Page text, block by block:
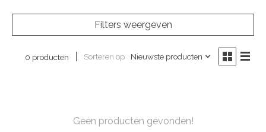
Filters weergeven
0 producten Sorteren op Nieuwste producten
Geen producten gevonden!